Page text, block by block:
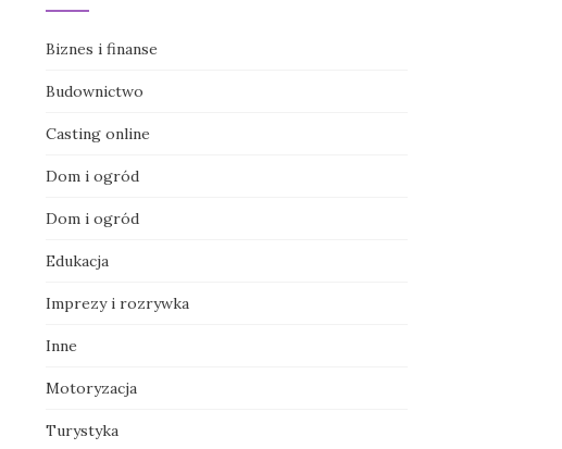
Biznes i finanse
Budownictwo
Casting online
Dom i ogród
Dom i ogród
Edukacja
Imprezy i rozrywka
Inne
Motoryzacja
Turystyka